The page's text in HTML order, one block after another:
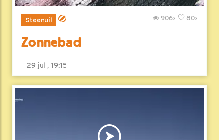
Steenuil 80x
906x
Zonnebad
29 jul , 19:15